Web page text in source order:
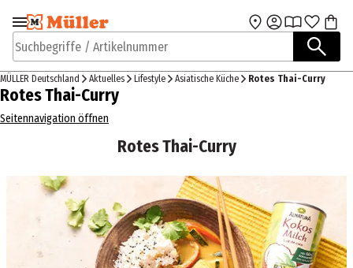
Zur Navigation
springen
Zum Hauptinhalt
Suchbegriffe / Artikelnummer
MÜLLER Deutschland Aktuelles Lifestyle Asiatische Küche Rotes Thai-Curry
Rotes Thai-Curry
Seitennavigation öffnen
Rotes Thai-Curry